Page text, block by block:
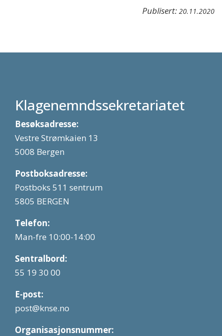
Publisert: 20.11.2020
Klagenemndssekretariatet
Besøksadresse:
Vestre Strømkaien 13
5008 Bergen
Postboksadresse:
Postboks 511 sentrum
5805 BERGEN
Telefon:
Man-fre 10:00-14:00
Sentralbord:
55 19 30 00
E-post:
post@knse.no
Organisasjonsnummer: